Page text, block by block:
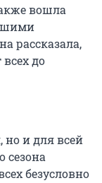
вошла
рассказала,
до
но и для всей
сезона
безусловно